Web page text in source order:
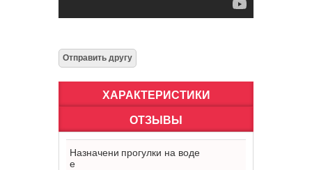
ХАРАКТЕРИСТИКИ
ОТЗЫВЫ
Назначени
е
прогулки на воде